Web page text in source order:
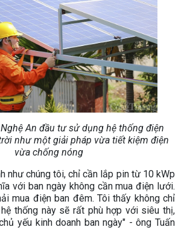
An đầu tư sử dụng hệ thống điện
như một giải pháp vừa tiết kiệm điện
vừa chống nóng
như chúng tôi, chỉ cần lắp pin từ 10 kWp
với ban ngày không cần mua điện lưới.
mua điện ban đêm. Tôi thấy không chỉ
thống này sẽ rất phù hợp với siêu thị,
yếu kinh doanh ban ngày" - ông Tuấn